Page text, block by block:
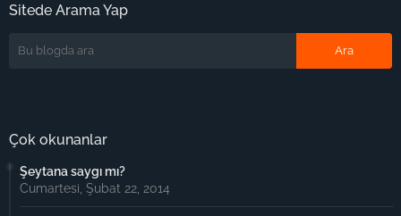
Sitede Arama Yap
Çok okunanlar
Şeytana saygı mı?
Cumartesi, Şubat 22, 2014